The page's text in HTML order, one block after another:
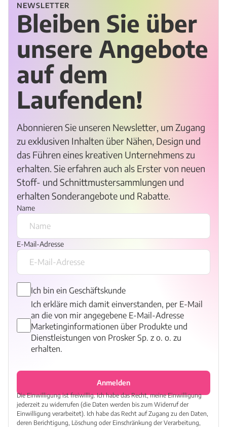
NEWSLETTER
Bleiben Sie über
unsere Angebote
auf dem
Laufenden!
Abonnieren Sie unseren Newsletter, um Zugang
zu exklusiven Inhalten über Nähen, Design und
das Führen eines kreativen Unternehmens zu
erhalten. Sie erfahren auch als Erster von neuen
Stoff- und Schnittmustersammlungen und
erhalten Sonderangebote und Rabatte.
Name
E-Mail-Adresse
Ich bin ein Geschäftskunde
Ich erkläre mich damit einverstanden, per E-Mail
an die von mir angegebene E-Mail-Adresse
Marketinginformationen über Produkte und
Dienstleistungen von Prosker Sp. z o. o. zu
erhalten.
Anmelden
Die Einwilligung ist freiwillig. Ich habe das Recht, meine Einwilligung
jederzeit zu widerrufen (die Daten werden bis zum Widerruf der
Einwilligung verarbeitet). Ich habe das Recht auf Zugang zu den Daten,
deren Berichtigung, Löschung oder Einschränkung der Verarbeitung,